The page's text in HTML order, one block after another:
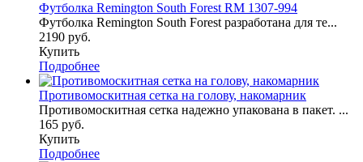
Футболка Remington South Forest RM 1307-994
Футболка Remington South Forest разработана для те...
2190 руб.
Купить
Подробнее
Противомоскитная сетка на голову, накомарник
Противомоскитная сетка надежно упакована в пакет. ...
165 руб.
Купить
Подробнее